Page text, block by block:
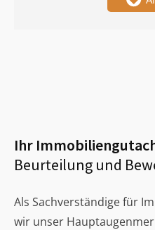
Ihr
Beurteilung und
Als Sachverständige für
wir unser